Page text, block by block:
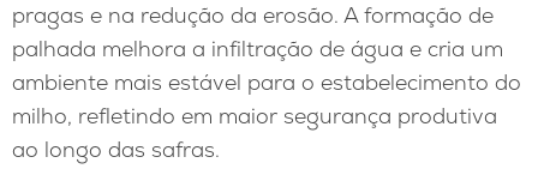
pragas e na redução da erosão. A formação de
palhada melhora a infiltração de água e cria um
ambiente mais estável para o estabelecimento do
milho, refletindo em maior segurança produtiva
ao longo das safras.